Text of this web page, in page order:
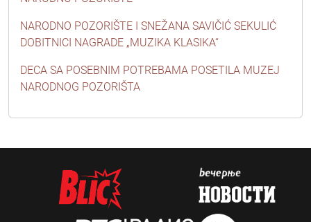
NARODNO POZORIŠTE I SNEŽANA SAVIČIĆ SEKULIĆ
DOBITNICI NAGRADE „MUZIKA KLASIKA“
DECA SA POSEBNIM POTREBAMA POSETILA MUZEJ
NARODNOG POZORIŠTA